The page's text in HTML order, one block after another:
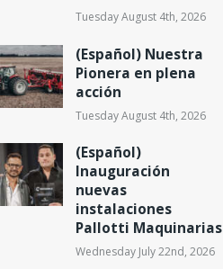
Tuesday August 4th, 2026
(Español) Nuestra
Pionera en plena
acción
Tuesday August 4th, 2026
(Español)
Inauguración
nuevas
instalaciones
Pallotti Maquinarias
Wednesday July 22nd, 2026